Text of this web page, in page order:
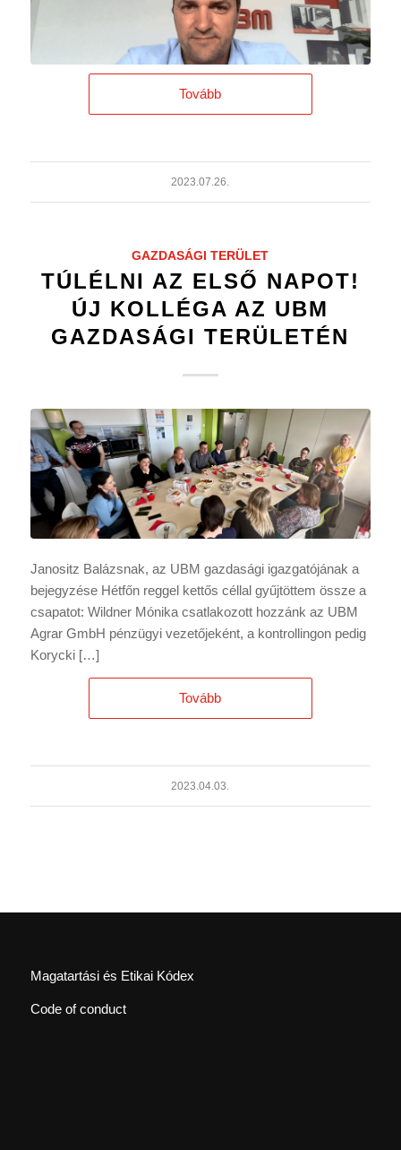
Tovább
2023.07.26.
GAZDASÁGI TERÜLET
TÚLÉLNI AZ ELSŐ NAPOT!
ÚJ KOLLÉGA AZ UBM
GAZDASÁGI TERÜLETÉN
Janositz Balázsnak, az UBM gazdasági igazgatójának a
bejegyzése Hétfőn reggel kettős céllal gyűjtöttem össze a
csapatot: Wildner Mónika csatlakozott hozzánk az UBM
Agrar GmbH pénzügyi vezetőjeként, a kontrollingon pedig
Korycki […]
Tovább
2023.04.03.
Magatartási és Etikai Kódex
Code of conduct